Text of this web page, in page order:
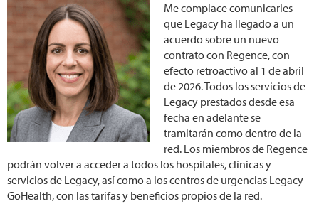
Me complace comunicarles
que Legacy ha llegado a un
acuerdo sobre un nuevo
contrato con Regence, con
efecto retroactivo al 1 de abril
de 2026. Todos los servicios de
Legacy prestados desde esa
fecha en adelante se
tramitarán como dentro de la
red. Los miembros de Regence
podrán volver a acceder a todos los hospitales, clínicas y
servicios de Legacy, así como a los centros de urgencias Legacy
GoHealth, con las tarifas y beneficios propios de la red.